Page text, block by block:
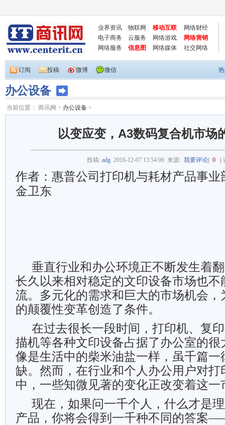
业界资讯 物联网 移动互联
网络财经
电子商务
云服务 网络游戏
网络营销
网络服务
信息图 网络媒体 社交网络
订阅 投稿 微博 微信
办公设备
当前位置： 商讯网 > 办公设备 >
以变应变，A3数码复合机市场
投稿: adg 2016-12-07 13:54:06 来源: 我要评论( 0 )
作者：惠普公司打印机与耗材产品事业
金卫东
垂直行业和办公环境正不断发生着
长久以来相对稳定的文印设备市场也不
流。多元化的需求和巨大的市场机会，
的颠覆性变革创造了条件。
在过去很长一段时间，打印机、复
描机等各种文印设备占据了办公室的很
像是生活中的柴米油盐一样，虽千篇一
缺。然而，在行业和个人办公用户对打
中，一些知微见著的变化正改变着这一
现在，如果问一千个人，什么才是
产品，你将会得到一千种不同的答案